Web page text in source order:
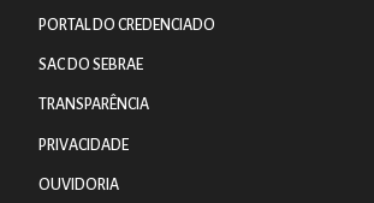
PORTAL DO CREDENCIADO
SAC DO SEBRAE
TRANSPARÊNCIA
PRIVACIDADE
OUVIDORIA